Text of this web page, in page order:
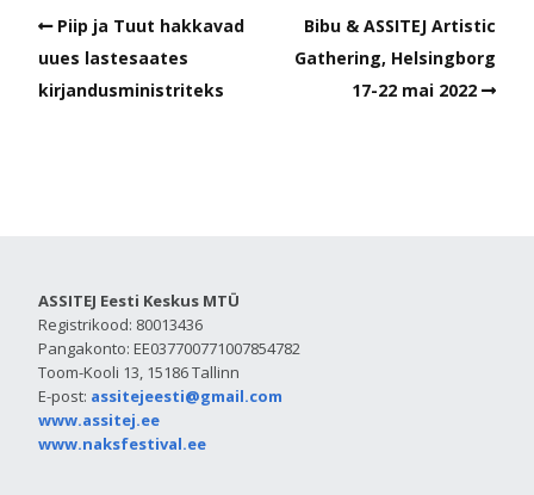
Piip ja Tuut hakkavad
uues lastesaates
kirjandusministriteks
Bibu & ASSITEJ Artistic
Gathering, Helsingborg
17-22 mai 2022
ASSITEJ Eesti Keskus MTÜ
Registrikood: 80013436
Pangakonto: EE037700771007854782
Toom-Kooli 13, 15186 Tallinn
E-post: assitejeesti@gmail.com
www.assitej.ee
www.naksfestival.ee